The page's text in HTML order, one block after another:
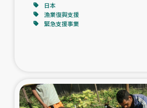
スリランカ ムライティブ県帰還民の
スリランカ南部洪水被災
日本
漁業復興支援
緊急支援事業